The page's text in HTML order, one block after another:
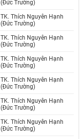
(Đức Trường)
TK. Thích Nguyên Hạnh
(Đức Trường)
TK. Thích Nguyên Hạnh
(Đức Trường)
TK. Thích Nguyên Hạnh
(Đức Trường)
TK. Thích Nguyên Hạnh
(Đức Trường)
TK. Thích Nguyên Hạnh
(Đức Trường)
TK. Thích Nguyên Hạnh
(Đức Trường)